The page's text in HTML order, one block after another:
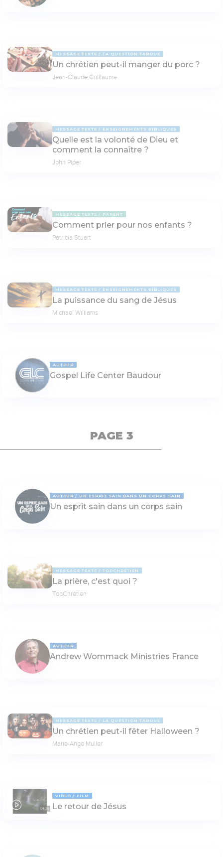
MESSAGE TEXTE LA QUESTION TABOUE
Un chrétien peut-il manger du porc ?
Jean-Claude Guillaume
MESSAGE TEXTE ENSEIGNEMENTS BIBLIQUES
Quelle est la volonté de Dieu et
comment la connaître ?
John Piper
MESSAGE TEXTE PARENT
Comment prier pour nos enfants ?
Patricia Stuart
MESSAGE TEXTE ENSEIGNEMENTS BIBLIQUES
La puissance du sang de Jésus
Michaël Williams
AUTEUR
Gospel Life Center Baudour
PAGE 3
AUTEUR UN ESPRIT SAIN DANS UN CORPS SAIN
Un esprit sain dans un corps sain
MESSAGE TEXTE TOPCHRÉTIEN
La prière, c'est quoi ?
TopChrétien
AUTEUR
Andrew Wommack Ministries France
MESSAGE TEXTE LA QUESTION TABOUE
Un chrétien peut-il fêter Halloween ?
Marie-Ange Muller
04:36
VIDÉO FILM
Le retour de Jésus